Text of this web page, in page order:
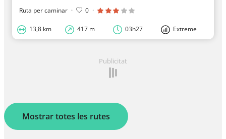
Ruta per caminar · 0 ·
13,8 km 417 m 03h27 Extreme
Publicitat
Mostrar totes les rutes